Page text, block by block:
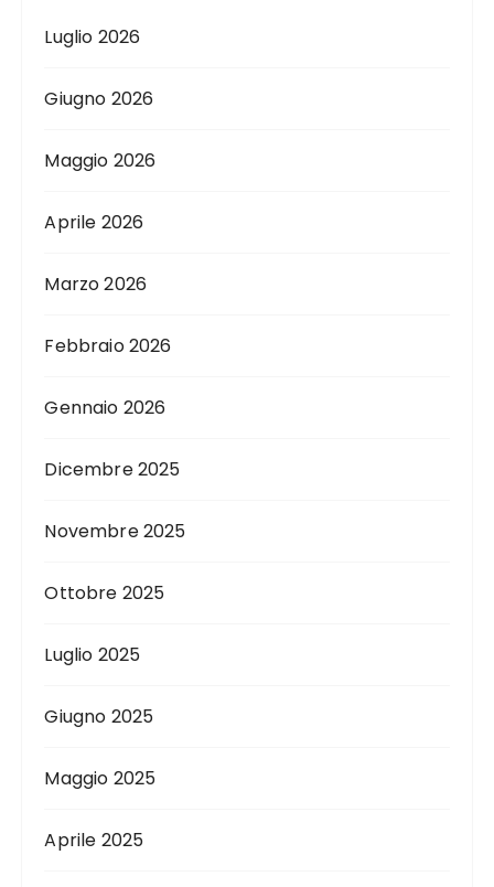
Luglio 2026
Giugno 2026
Maggio 2026
Aprile 2026
Marzo 2026
Febbraio 2026
Gennaio 2026
Dicembre 2025
Novembre 2025
Ottobre 2025
Luglio 2025
Giugno 2025
Maggio 2025
Aprile 2025